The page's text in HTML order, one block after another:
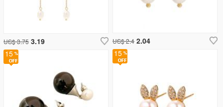
15 15
US$ 3.75 3.19 US$ 2.4 2.04